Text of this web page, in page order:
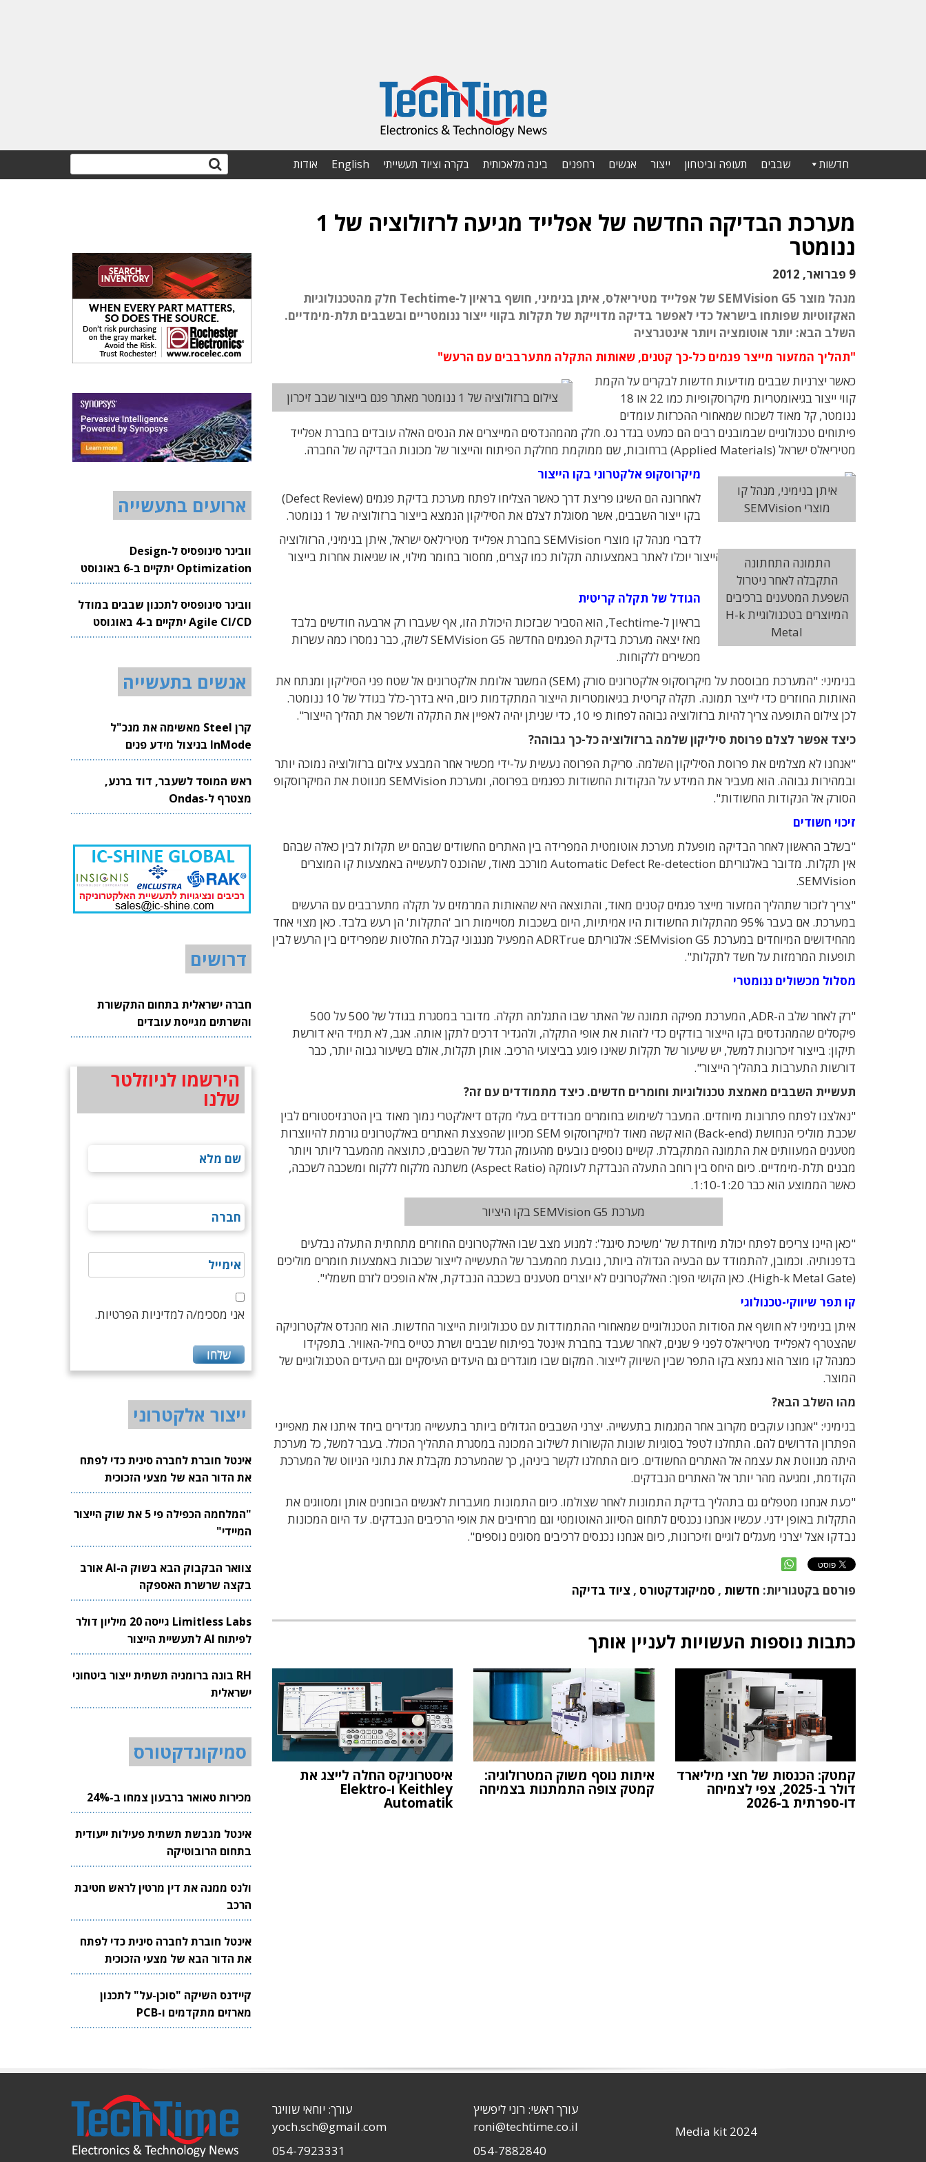
חדשות שבבים תעופה וביטחון ייצור אנשים רחפנים בינה מלאכותית בקרה וציוד תעשייתי English אודות
מערכת הבדיקה החדשה של אפלייד מגיעה לרזולוציה של 1
ננומטר
9 פברואר, 2012
מנהל מוצר SEMVision G5 של אפלייד מטיריאלס, איתן בנימיני, חושף בראיון ל-Techtime חלק מהטכנולוגיות
האקזוטיות שפותחו בישראל כדי לאפשר בדיקה מדוייקת של תקלות בקווי ייצור ננומטריים ובשבבים תלת-מימדיים.
השלב הבא: יותר אוטומציה ויותר אינטגרציה
"תהליך המזעור מייצר פגמים כל-כך קטנים, שאותות התקלה מתערבבים עם הרעש"
צילום ברזולוציה של 1 ננומטר מאתר פגם בייצור שבב זיכרון
כאשר יצרניות שבבים מודיעות חדשות לבקרים על הקמת
קווי ייצור בגיאומטריות מיקרוסקופיות כמו 22 או 18
ננומטר, קל מאוד לשכוח שמאחורי ההכרזות עומדים
פיתוחים טכנולוגיים שבמובנים רבים הם כמעט בגדר נס. חלק מהמהנדסים המייצרים את הנסים האלה עובדים בחברת אפלייד
מטיריאלס ישראל (Applied Materials) ברחובות, שם ממוקמת מחלקת הפיתוח והייצור של מכונות הבדיקה של החברה.
איתן בנימיני, מנהל קו
מוצרי SEMVision
מיקרוסקופ אלקטרוני בקו הייצור
לאחרונה הם השיגו פריצת דרך כאשר הצליחו לפתח מערכת בדיקת פגמים (Defect Review)
בקו ייצור השבבים, אשר מסוגלת לצלם את הסיליקון הנמצא בייצור ברזולוציה של 1 ננומטר.
לדברי מנהל קו מוצרי SEMVision בחברת אפלייד מטירילאס ישראל, איתן בנימיני, הרזולוציה
הזו הכרחית כדי שמהנדסי קו הייצור יוכלו לאתר באמצעותה תקלות כמו קצרים, מחסור בחומר מילוי, או שגיאות אחרות בייצור
השבב.
התמונה התחתונה
התקבלה לאחר ניטרול
השפעת המטענים ברכיבים
המיוצרים בטכנולוגיית H-k
Metal
הגודל של תקלה קריטית
בראיון ל-Techtime, הוא הסביר שבזכות היכולת הזו, אף שעברו רק ארבעה חודשים בלבד
מאז יצאה מערכת בדיקת הפגמים החדשה SEMVision G5 לשוק, כבר נמסרו כמה עשרות
מכשירים ללקוחות.
בנימיני: "המערכת מבוססת על מיקרוסקופ אלקטרונים סורק (SEM) המשגר אלומת אלקטרונים אל שטח פני הסיליקון ומנתח את
האותות החוזרים כדי לייצר תמונה. תקלה קריטית בגיאומטריות הייצור המתקדמות כיום, היא בדרך-כלל בגודל של 10 ננומטר.
לכן צילום התופעה צריך להיות ברזולוציה גבוהה לפחות פי 10, כדי שניתן יהיה לאפיין את התקלה ולשפר את תהליך הייצור".
כיצד אפשר לצלם פרוסת סיליקון שלמה ברזולוציה כל-כך גבוהה?
"אנחנו לא מצלמים את פרוסת הסיליקון השלמה. סריקת הפרוסה נעשית על-ידי מכשיר אחר המבצע צילום ברזולוציה נמוכה יותר
ובמהירות גבוהה. הוא מעביר את המידע על הנקודות החשודות כפגמים בפרוסה, ומערכת SEMVision מנווטת את המיקרוסקופ
הסורק אל הנקודות החשודות".
זיכוי חשודים
"בשלב הראשון לאחר הבדיקה מופעלת מערכת אוטומטית המפרידה בין האתרים החשודים שבהם יש תקלות לבין כאלה שבהם
אין תקלות. מדובר באלגוריתם Automatic Defect Re-detection מורכב מאוד, שהוכנס לתעשייה באמצעות קו המוצרים
SEMVision.
"צריך לזכור שתהליך המזעור מייצר פגמים קטנים מאוד, והתוצאה היא שהאותות המרמזים על תקלה מתערבבים עם הרעשים
במערכת. אם בעבר 95% מהתקלות החשודות היו אמיתיות, היום בשכבות מסויימות רוב 'התקלות' הן רעש בלבד. כאן מצוי אחד
מהחידושים המיוחדים במערכת SEMvision G5: אלגוריתם ADRTrue
המפעיל מנגנוני קבלת החלטות שמפרידים בין הרעש לבין
תופעות המרמזות על חשד לתקלות".
מסלול מכשולים ננומטרי
"רק לאחר שלב ה-ADR, המערכת מפיקה תמונה של האתר שבו התגלתה תקלה. מדובר במסגרת בגודל של 500 על 500
פיקסלים שהמהנדסים בקו הייצור בודקים כדי לזהות את אופי התקלה, ולהגדיר דרכים לתקן אותה. אגב, לא תמיד היא דורשת
תיקון: בייצור זיכרונות למשל, יש שיעור של תקלות שאינו פוגע בביצועי הרכיב. אותן תקלות, אולם בשיעור גבוה יותר, כבר
דורשות התערבות בתהליך הייצור".
תעשיית השבבים מאמצת טכנולוגיות וחומרים חדשים. כיצד מתמודדים עם זה?
"נאלצנו לפתח פתרונות מיוחדים. המעבר לשימוש בחומרים מבודדים בעלי מקדם דיאלקטרי נמוך מאוד בין הטרנזיסטורים לבין
שכבת מוליכי הנחושת (Back-end) הוא קשה מאוד למיקרוסקופ SEM מכיוון שהפצצת האתרים באלקטרונים גורמת להיווצרות
מטענים המעוותים את התמונה המתקבלת. קשיים נוספים נובעים מהעומק הגדל של השבבים, כתוצאה מהמעבר ליותר ויותר
מבנים תלת-מימדיים. כיום היחס בין רוחב התעלה הנבדקת לעומקה (Aspect Ratio) משתנה מלקוח ללקוח ומשכבה לשכבה,
כאשר הממוצע הוא כבר 1:10-1:20.
מערכת SEMVision G5 בקו היציור
"כאן היינו צריכים לפתח יכולת מיוחדת של 'משיכת סיגנל': למנוע מצב שבו האלקטרונים החוזרים מתחתית התעלה נבלעים
בדפנותיה. וכמובן, להתמודד עם הבעיה הגדולה ביותר, נובעת מהמעבר של התעשייה לייצור שכבות באמצעות חומרים מוליכים
(High-k Metal Gate). כאן הקושי הפוך: האלקטרונים לא יוצרים מטענים בשכבה הנבדקת, אלא הופכים לזרם חשמלי".
קו תפר שיווקי-טכנולוגי
איתן בנימיני לא חושף את הסודות הטכנולוגיים שמאחורי ההתמודדות עם טכנולוגיות הייצור החדשות. הוא מהנדס אלקטרוניקה
שהצטרף לאפלייד מטיריאלס לפני 9 שנים, לאחר שעבד בחברת אינטל בפיתוח שבבים ושרת כטייס בחיל-האוויר. בתפקידו
כמנהל קו מוצר הוא נמצא בקו התפר שבין השיווק לייצור. המקום שבו מוגדרים גם היעדים העיסקיים וגם היעדים הטכנולוגיים של
המוצר.
מהו השלב הבא?
בנימיני: "אנחנו עוקבים מקרוב אחר המגמות בתעשייה. יצרני השבבים הגדולים ביותר בתעשייה מגדירים ביחד איתנו את מאפייני
הפתרון הדרושים להם. התחלנו לטפל בסוגיות שונות הקשורות לשילוב המכונה במסגרת התהליך הכולל. בעבר למשל, כל מערכת
היתה מנווטת את עצמה אל האתרים החשודים. כיום התחלנו לקשר ביניהן, כך שהמערכת מקבלת את נתוני הניווט של המערכת
הקודמת, ומגיעה מהר יותר אל האתרים הנבדקים.
"כעת אנחנו מטפלים גם בתהליך בדיקת התמונות לאחר שצולמו. כיום התמונות מועברות לאנשים הבוחנים אותן ומסווגים את
התקלות באופן ידני. עכשיו אנחנו נכנסים לתחום הסיווג האוטומטי וגם מרחיבים את אופי הרכיבים הנבדקים. עד היום המכונות
נבדקו אצל יצרני מעגלים לוגיים וזיכרונות, כיום אנחנו נכנסים לרכיבים מסוגים נוספים".
פורסם בקטגוריות: חדשות , סמיקונדקטורס , ציוד בדיקה
כתבות נוספות העשויות לעניין אותך
קמטק: הכנסות של חצי מיליארד
דולר ב-2025, צפי לצמיחה
דו-ספרתית ב-2026
איתות נוסף משוק המטרולוגיה:
קמטק צופה התמתנות בצמיחה
איסטרוניקס החלה לייצג את
Keithley ו-Elektro
Automatik
ארועים בתעשייה
וובינר סינופסיס ל-Design
Optimization יתקיים ב-6 באוגוסט
2026
וובינר סינופסיס לתכנון שבבים במודל
Agile CI/CD יתקיים ב-4 באוגוסט
2026
אנשים בתעשייה
קרן Steel מאשימה את מנכ"ל
InMode בניצול מידע פנים
ראש המוסד לשעבר, דוד ברנע,
מצטרף ל-Ondas
דרושים
חברה ישראלית בתחום התקשורת
והשרתים מגייסת עובדים
הירשמו לניוזלטר
שלנו
אני מסכימ/ה למדיניות הפרטיות.
ייצור אלקטרוני
אינטל חוברת לחברה סינית כדי לפתח
את הדור הבא של מצעי הזכוכית
לשבבים
"המלחמה הכפילה פי 5 את שוק הייצור
המיידי"
צוואר הבקבוק הבא בשוק ה-AI אורב
בקצה שרשרת האספקה
Limitless Labs גייסה 20 מיליון דולר
לפיתוח AI לתעשיית הייצור
RH בונה ברומניה תשתית ייצור ביטחוני
ישראלית
סמיקונדקטורס
מכירות טאואר ברבעון צמחו ב-24%
אינטל מגבשת תשתית פעילות ייעודית
בתחום הרובוטיקה
ולנס ממנה את דין מרטין לראש חטיבת
הרכב
אינטל חוברת לחברה סינית כדי לפתח
את הדור הבא של מצעי הזכוכית
לשבבים
קיידנס השיקה "סוכן-על" לתכנון
מארזים מתקדמים ו-PCB
Media kit 2024
עורך ראשי: רוני ליפשיץ
roni@techtime.co.il
054-7882840
עורך: יוחאי שוויגר
yoch.sch@gmail.com
054-7923331